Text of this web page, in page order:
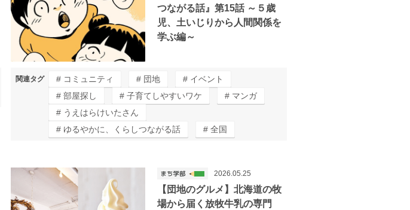
つながる話』第15話 ～５歳
児、土いじりから人間関係を
学ぶ編～
関連タグ コミュニティ 団地
イベント
部屋探し
子育てしやすいワケ
マンガ
うえはらけいたさん
ゆるやかに、くらしつながる話
全国
【団地のグルメ】北海道の牧
場から届く放牧牛乳の専門
2026.05.25